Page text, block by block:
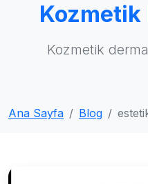
Kozmetik
Kozmetik
Ana Sayfa Blog